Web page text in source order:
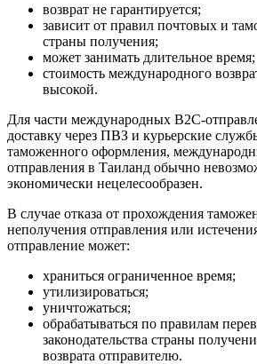
возврат не гарантируется;
зависит от правил почтовых и
страны получения;
может занимать длительное время;
стоимость международного
высокой.
Для части международных B2C-
доставку через ПВЗ и курьерские
таможенного оформления,
отправления в Таиланд обычно
экономически нецелесообразен.
В случае отказа от прохождения
неполучения отправления или
отправление может:
храниться ограниченное время;
утилизироваться;
уничтожаться;
обрабатываться по правилам
законодательства страны
возврата отправителю.